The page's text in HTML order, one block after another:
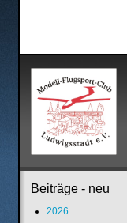
Beiträge - neu
2026